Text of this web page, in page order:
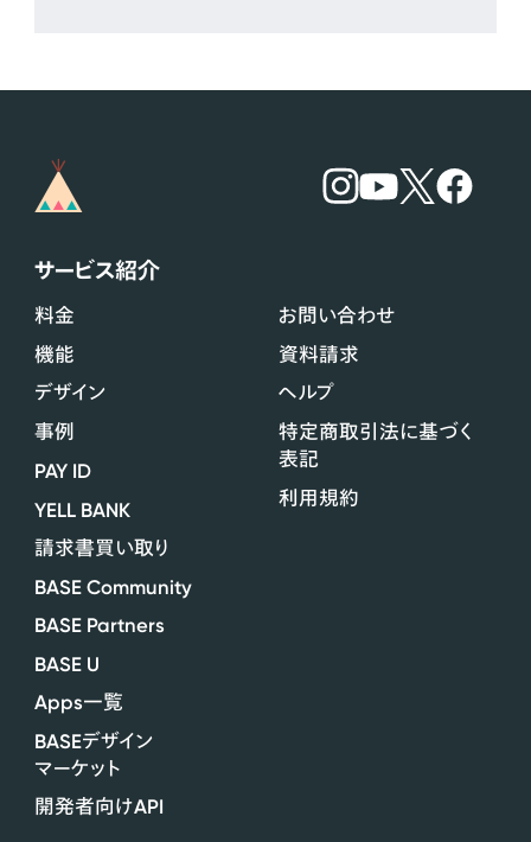
サービス紹介
料金
機能
デザイン
事例
PAY ID
YELL BANK
請求書買い取り
BASE Community
BASE Partners
BASE U
Apps一覧
BASEデザイン
マーケット
開発者向けAPI
お問い合わせ
資料請求
ヘルプ
特定商取引法に基づく
表記
利用規約